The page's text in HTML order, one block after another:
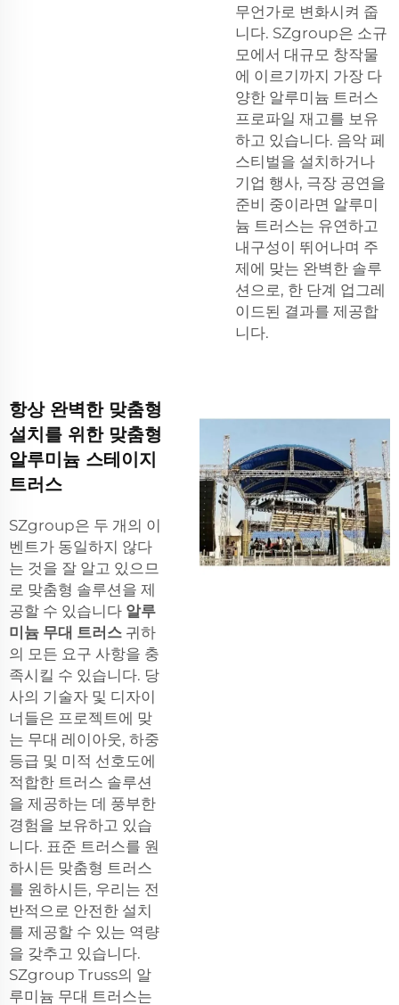
무언가로 변화시켜 줍
니다. SZgroup은 소규
모에서 대규모 창작물
에 이르기까지 가장 다
양한 알루미늄 트러스
프로파일 재고를 보유
하고 있습니다. 음악 페
스티벌을 설치하거나
기업 행사, 극장 공연을
준비 중이라면 알루미
늄 트러스는 유연하고
내구성이 뛰어나며 주
제에 맞는 완벽한 솔루
션으로, 한 단계 업그레
이드된 결과를 제공합
니다.
항상 완벽한 맞춤형
설치를 위한 맞춤형
알루미늄 스테이지
트러스
SZgroup은 두 개의 이
벤트가 동일하지 않다
는 것을 잘 알고 있으므
로 맞춤형 솔루션을 제
공할 수 있습니다 알루
미늄 무대 트러스 귀하
의 모든 요구 사항을 충
족시킬 수 있습니다. 당
사의 기술자 및 디자이
너들은 프로젝트에 맞
는 무대 레이아웃, 하중
등급 및 미적 선호도에
적합한 트러스 솔루션
을 제공하는 데 풍부한
경험을 보유하고 있습
니다. 표준 트러스를 원
하시든 맞춤형 트러스
를 원하시든, 우리는 전
반적으로 안전한 설치
를 제공할 수 있는 역량
을 갖추고 있습니다.
SZgroup Truss의 알
루미늄 무대 트러스는